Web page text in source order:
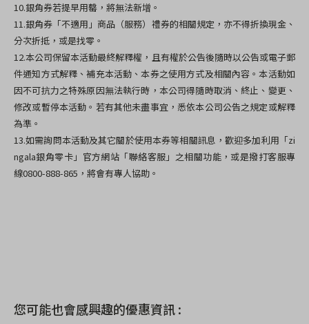
10.銀角券若提早用罄，將無法新增。
11.銀角券「不適用」商品（服務）禮券的相關規定，亦不得折換現金、
分次折抵，或是找零。
12.本公司保留本活動最終解釋權，且有權於公告後隨時以公告或電子郵
件通知方式解釋、補充本活動、本券之使用方式及相關內容。本活動如
因不可抗力之特殊原因無法執行時，本公司得隨時取消、終止、變更、
修改或暫停本活動。若有其他未盡事宜，悉依本公司公告之規定或解釋
為準。
13.如需詢問本活動及其它關於使用本券等相關訊息，歡迎多加利用「zi
ngala銀角零卡」官方網站「聯絡客服」之相關功能，或是撥打客服專
線0800-888-865，將會有專人協助。
您可能也會感興趣的優惠資訊 :